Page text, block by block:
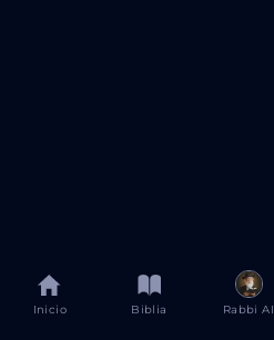
Inicio Biblia Rabbi AI